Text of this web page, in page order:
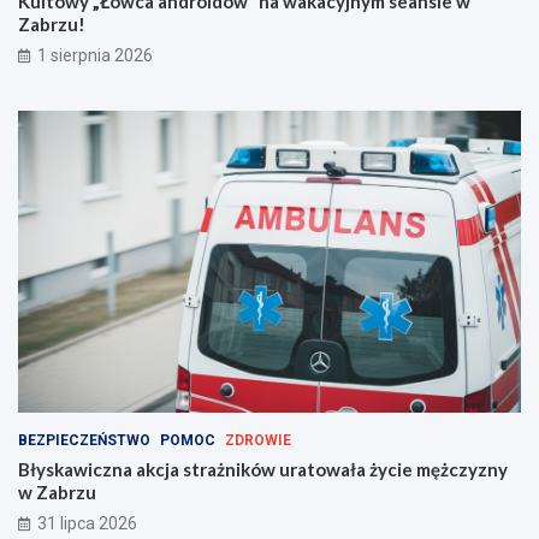
m
!
Zabrzu!
1 sierpnia 2026
BEZPIECZEŃSTWO POMOC ZDROWIE
Błyskawiczna akcja strażników uratowała życie mężczyzny
w Zabrzu
31 lipca 2026